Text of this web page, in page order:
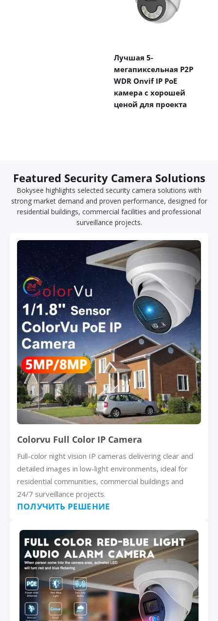
Лучшая 5-
мегапиксельная P2P
WDR Onvif IP PoE
камера с хорошей
ценой для проекта
Featured Security Camera Solutions
Bokysee highlights selected security camera solutions with
strong market demand and proven performance, designed for
residential buildings, commercial facilities and professional
surveillance projects.
Colorvu Full Color IP Camera
Full-color night vision IP cameras delivering clear and
detailed images in low-light environments, ideal for
residential communities, commercial buildings and
24/7 surveillance projects.
ПОЛУЧИТЬ РЕШЕНИЕ